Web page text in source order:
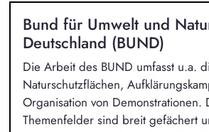
Bund für Umwelt und
Deutschland (BUND)
Die Arbeit des BUND umfasst u.a.
Naturschutzflächen,
Organisation von Demonstrationen.
Themenfelder sind breit gefächert